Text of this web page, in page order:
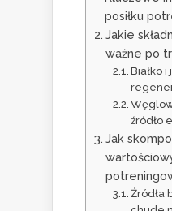
posiłku
Jakie
ważne po
Białko
źródło
Jak
Źródła